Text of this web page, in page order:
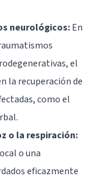
neurológicos:En
el
la recuperación de
como el
o la respiración:
o una
eficazmente